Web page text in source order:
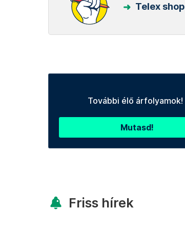
Telex shop
További élő árfolyamok!
Mutasd!
Friss hírek